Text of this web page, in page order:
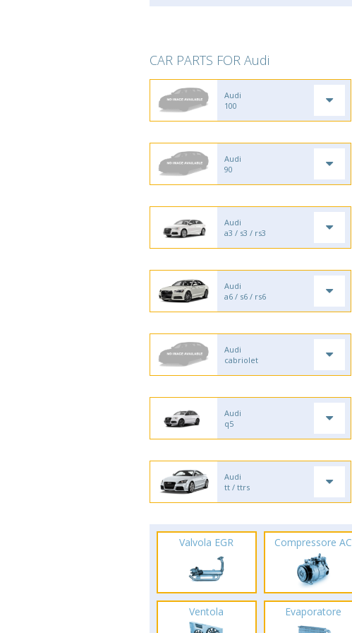
CAR PARTS FOR Audi
Audi
100
Audi
90
Audi
a3 / s3 / rs3
Audi
a6 / s6 / rs6
Audi
cabriolet
Audi
q5
Audi
tt / ttrs
Valvola EGR Compressore AC
Ventola Evaporatore